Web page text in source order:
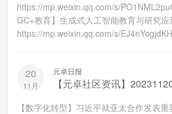
https://mp.weixin.qq.com/s/
GC+教育】生成式人工智能教育与研究
https://mp.weixin.qq.com/s/
20
11月
元卓日报
【元卓社区资讯】
【数字化转型】习近平就亚太合作发表